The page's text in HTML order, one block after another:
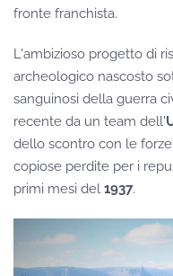
fronte franchista.
L'ambizioso progetto di
archeologico nascosto
sanguinosi della guerra
recente da un team dell'
dello scontro con le
copiose perdite per i
primi mesi del 1937.